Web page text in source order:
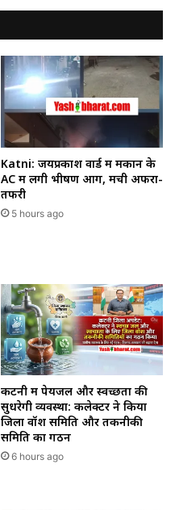
Katni: जयप्रकाश वार्ड में मकान के
AC में लगी भीषण आग, मची अफरा-
तफरी
5 hours ago
कटनी में पेयजल और स्वच्छता की
सुधरेगी व्यवस्था: कलेक्टर ने किया
जिला वॉश समिति और तकनीकी
समिति का गठन
6 hours ago